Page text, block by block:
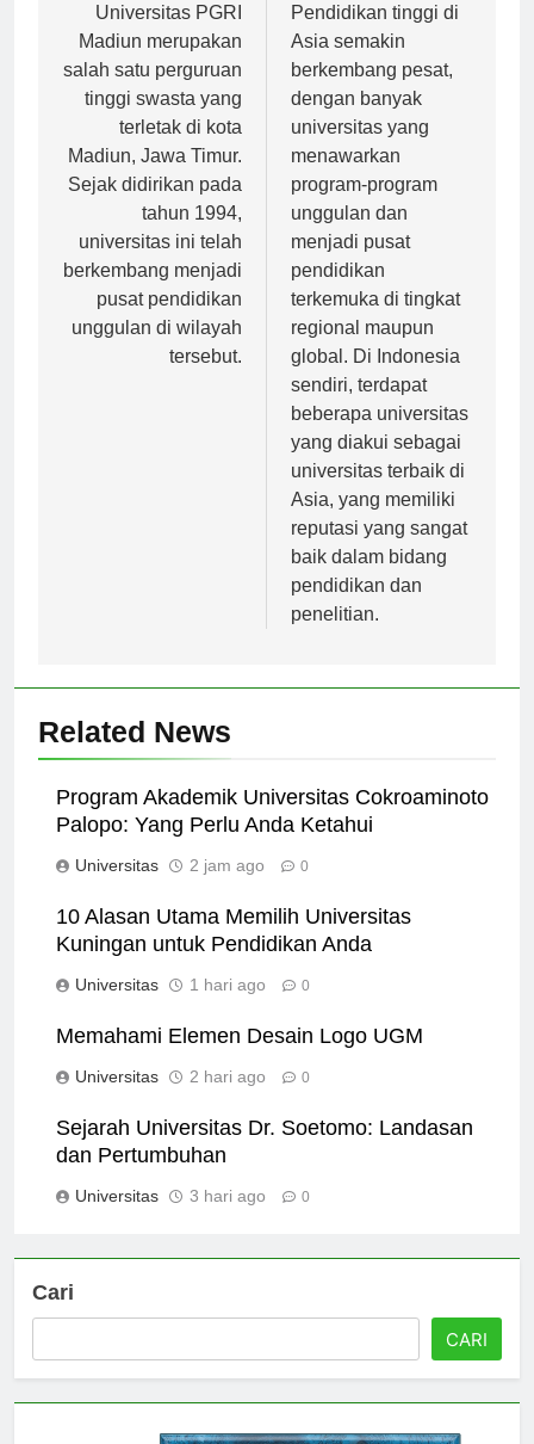
posUniversitas PGRI
Madiun merupakan
salah satu perguruan
tinggi swasta yang
terletak di kota
Madiun, Jawa Timur.
Sejak didirikan pada
tahun 1994,
universitas ini telah
berkembang menjadi
pusat pendidikan
unggulan di wilayah
tersebut.
Pendidikan tinggi di
Asia semakin
berkembang pesat,
dengan banyak
universitas yang
menawarkan
program-program
unggulan dan
menjadi pusat
pendidikan
terkemuka di tingkat
regional maupun
global. Di Indonesia
sendiri, terdapat
beberapa universitas
yang diakui sebagai
universitas terbaik di
Asia, yang memiliki
reputasi yang sangat
baik dalam bidang
pendidikan dan
penelitian.
Related News
Program Akademik Universitas Cokroaminoto
Palopo: Yang Perlu Anda Ketahui
Universitas 2 jam ago 0
10 Alasan Utama Memilih Universitas
Kuningan untuk Pendidikan Anda
Universitas 1 hari ago 0
Memahami Elemen Desain Logo UGM
Universitas 2 hari ago 0
Sejarah Universitas Dr. Soetomo: Landasan
dan Pertumbuhan
Universitas 3 hari ago 0
Cari
CARI